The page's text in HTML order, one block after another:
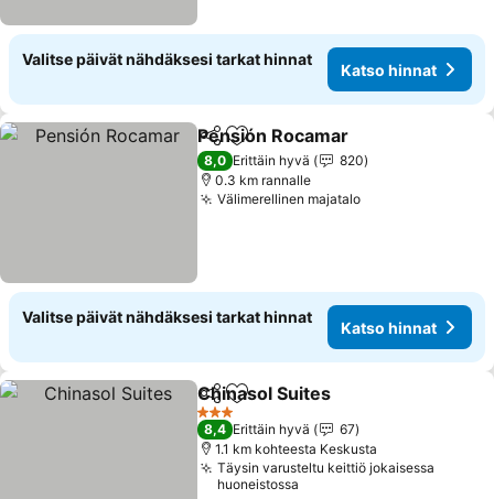
Valitse päivät nähdäksesi tarkat hinnat
Katso hinnat
Jaa Lisää suosikkeihin
Pensión Rocamar
8,0 Erittäin hyvä
820
0.3 km rannalle
Välimerellinen majataloKatso hinnat
Valitse päivät nähdäksesi tarkat hinnat
Katso hinnat
Jaa Lisää suosikkeihin
Chinasol Suites
3 Tähtiluokitus
8,4 Erittäin hyvä
67
1.1 km kohteesta Keskusta
Täysin varusteltu keittiö jokaisessa
huoneistossa